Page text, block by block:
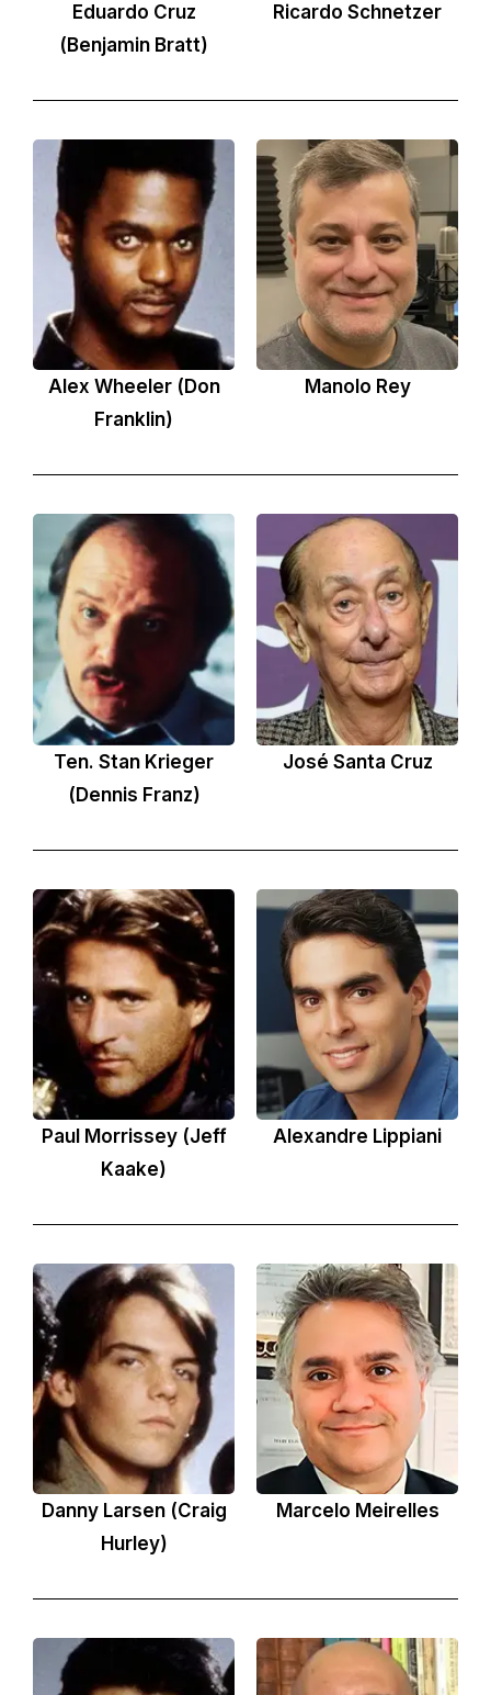
Eduardo Cruz
(Benjamin Bratt)
Ricardo Schnetzer
Alex Wheeler (Don
Franklin)
Manolo Rey
Ten. Stan Krieger
(Dennis Franz)
José Santa Cruz
Paul Morrissey (Jeff
Kaake)
Alexandre Lippiani
Danny Larsen (Craig
Hurley)
Marcelo Meirelles